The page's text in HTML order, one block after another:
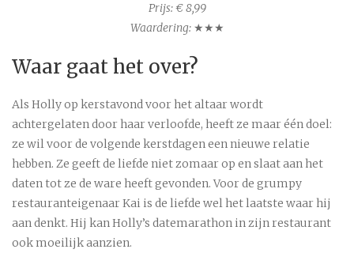
Prijs: € 8,99
Waardering:★★★
Waar gaat het over?
Als Holly op kerstavond voor het altaar wordt
achtergelaten door haar verloofde, heeft ze maar één doel:
ze wil voor de volgende kerstdagen een nieuwe relatie
hebben. Ze geeft de liefde niet zomaar op en slaat aan het
daten tot ze de ware heeft gevonden. Voor de grumpy
restauranteigenaar Kai is de liefde wel het laatste waar hij
aan denkt. Hij kan Holly’s datemarathon in zijn restaurant
ook moeilijk aanzien.